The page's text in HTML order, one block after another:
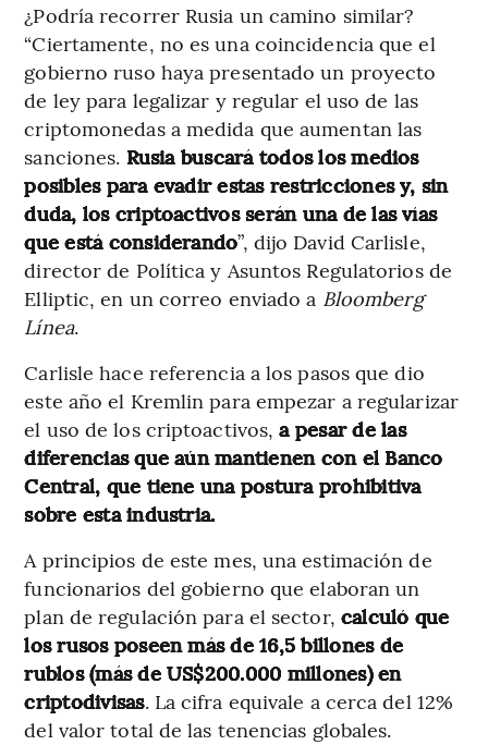
¿Podría recorrer Rusia un camino similar?
“Ciertamente, no es una coincidencia que el
gobierno ruso haya presentado un proyecto
de ley para legalizar y regular el uso de las
criptomonedas a medida que aumentan las
sanciones. Rusia buscará todos los medios
posibles para evadir estas restricciones y, sin
duda, los criptoactivos serán una de las vías
que está considerando”, dijo David Carlisle,
director de Política y Asuntos Regulatorios de
Elliptic, en un correo enviado a Bloomberg
Línea.
Carlisle hace referencia a los pasos que dio
este año el Kremlin para empezar a regularizar
el uso de los criptoactivos, a pesar de las
diferencias que aún mantienen con el Banco
Central, que tiene una postura prohibitiva
sobre esta industria.
A principios de este mes, una estimación de
funcionarios del gobierno que elaboran un
plan de regulación para el sector, calculó que
los rusos poseen más de 16,5 billones de
rublos (más de US$200.000 millones) en
criptodivisas. La cifra equivale a cerca del 12%
del valor total de las tenencias globales.